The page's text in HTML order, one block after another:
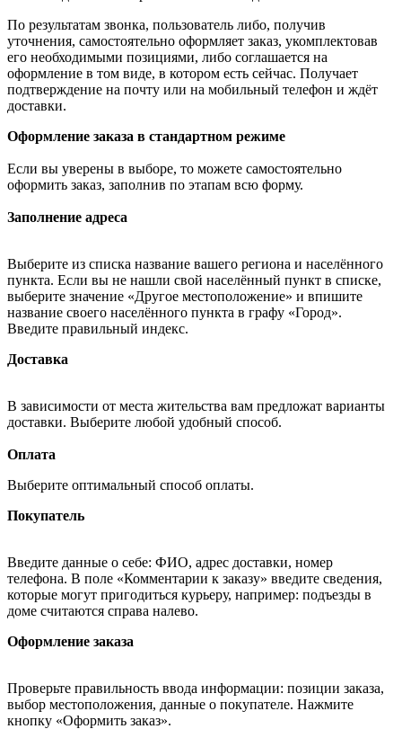
По результатам звонка, пользователь либо, получив
уточнения, самостоятельно оформляет заказ, укомплектовав
его необходимыми позициями, либо соглашается на
оформление в том виде, в котором есть сейчас. Получает
подтверждение на почту или на мобильный телефон и ждёт
доставки.
Оформление заказа в стандартном режиме
Если вы уверены в выборе, то можете самостоятельно
оформить заказ, заполнив по этапам всю форму.
Заполнение адреса
Выберите из списка название вашего региона и населённого
пункта. Если вы не нашли свой населённый пункт в списке,
выберите значение «Другое местоположение» и впишите
название своего населённого пункта в графу «Город».
Введите правильный индекс.
Доставка
В зависимости от места жительства вам предложат варианты
доставки. Выберите любой удобный способ.
Оплата
Выберите оптимальный способ оплаты.
Покупатель
Введите данные о себе: ФИО, адрес доставки, номер
телефона. В поле «Комментарии к заказу» введите сведения,
которые могут пригодиться курьеру, например: подъезды в
доме считаются справа налево.
Оформление заказа
Проверьте правильность ввода информации: позиции заказа,
выбор местоположения, данные о покупателе. Нажмите
кнопку «Оформить заказ».